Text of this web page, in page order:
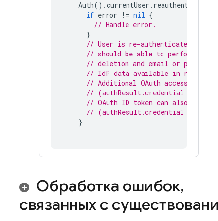
Auth().currentUser .
if error != nil {
// Handle error.
}
// User is re-authenticated with
// should be able to perform
// deletion and email or password
// IdP data available in
// Additional OAuth access
// (authResult.credential as?
// OAuth ID token can also be
// (authResult.credential as?
}
Обработка ошибок,
связанных с